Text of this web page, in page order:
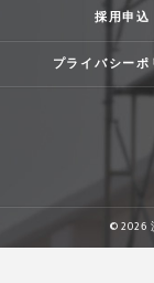
採用申込
プライバシー
© 2026